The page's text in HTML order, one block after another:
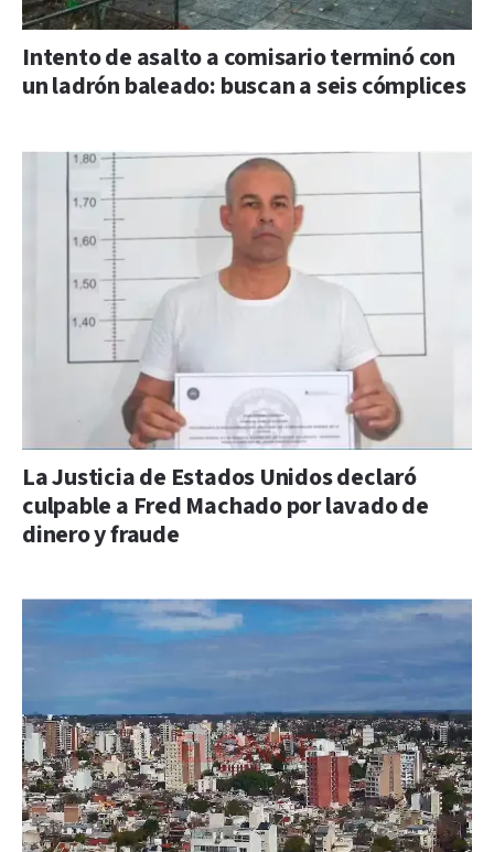
Intento de asalto a comisario terminó con
un ladrón baleado: buscan a seis cómplices
La Justicia de Estados Unidos declaró
culpable a Fred Machado por lavado de
dinero y fraude